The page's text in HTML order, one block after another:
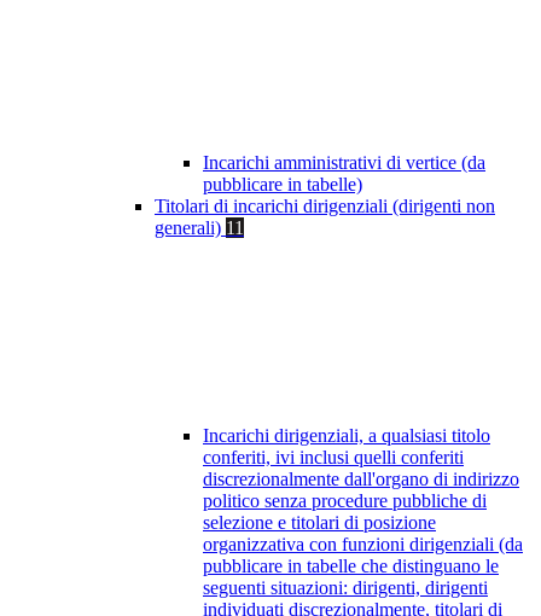
Incarichi amministrativi di vertice (da
pubblicare in tabelle)
Titolari di incarichi dirigenziali (dirigenti non
generali) 11
Incarichi dirigenziali, a qualsiasi titolo
conferiti, ivi inclusi quelli conferiti
discrezionalmente dall'organo di indirizzo
politico senza procedure pubbliche di
selezione e titolari di posizione
organizzativa con funzioni dirigenziali (da
pubblicare in tabelle che distinguano le
seguenti situazioni: dirigenti, dirigenti
individuati discrezionalmente, titolari di